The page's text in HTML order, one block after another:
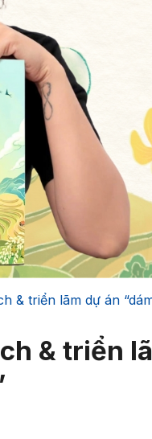
& triển lãm dự án
& triển